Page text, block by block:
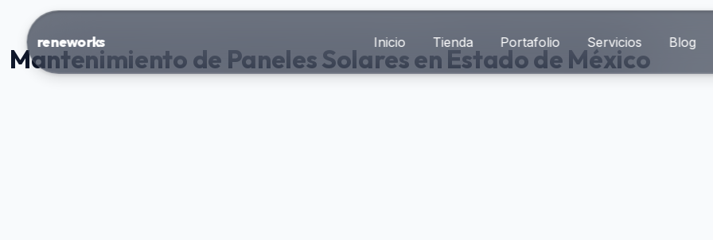
reneworks Inicio Tienda Portafolio Servicios Blog
Mantenimiento de Paneles Solares en Estado de México